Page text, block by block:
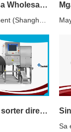
metal detector sa Wholesale Prices | Techik Instrument (Shanghai) Co., Ltd.
Praktikal na nut sorter direktang pagbebenta | Techik Instrument (Shanghai) Co., Ltd.